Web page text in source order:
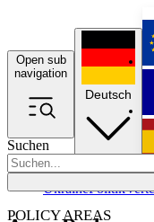
Open sub
navigation
Suchen
POLICY AREAS
UkrainePolitik
Deutsch